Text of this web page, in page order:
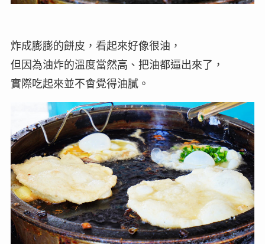
炸成膨膨的餅皮，看起來好像很油，
但因為油炸的溫度當然高、把油都逼出來了，
實際吃起來並不會覺得油膩。